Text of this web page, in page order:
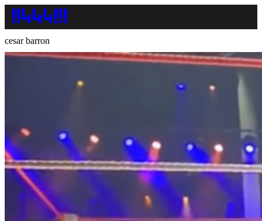
cesar barron